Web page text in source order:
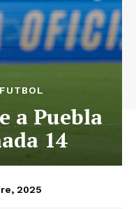
FUTBOL
a Puebla
14
2025